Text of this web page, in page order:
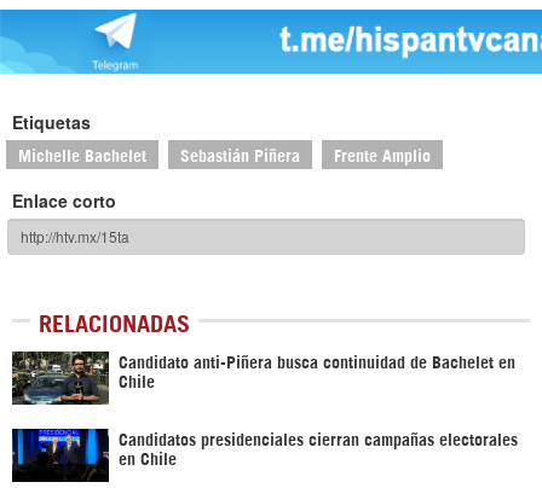
Etiquetas
Michelle Bachelet Sebastián Piñera Frente Amplio
Enlace corto
RELACIONADAS
Candidato anti-Piñera busca continuidad de Bachelet en
Chile
Candidatos presidenciales cierran campañas electorales
en Chile